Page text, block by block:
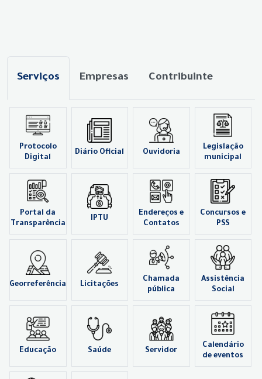
Serviços Empresas Contribuinte
Protocolo
Digital
Diário Oficial Ouvidoria
Legislação
municipal
Portal da
Transparência
IPTU
Endereços e
Contatos
Concursos e
PSS
Georreferência Licitações
Chamada
pública
Assistência
Social
Educação Saúde Servidor
Calendário
de eventos